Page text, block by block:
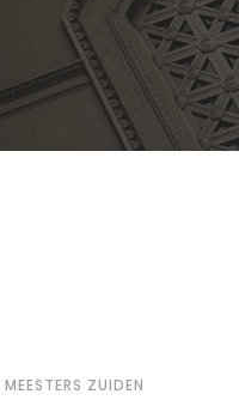
MEESTERS ZUIDEN